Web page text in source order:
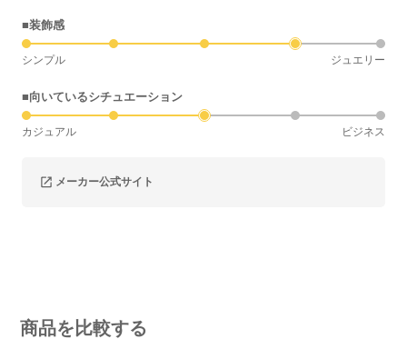
■装飾感
シンプル ジュエリー
■向いているシチュエーション
カジュアル ビジネス
メーカー公式サイト
商品を比較する